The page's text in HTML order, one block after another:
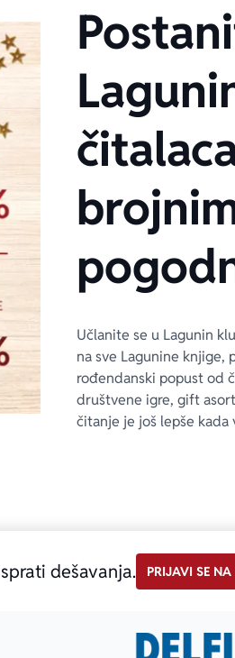
Učlanite se u Lagunin
na sve Lagunine knjige,
rođendanski popust od
društvene igre, gift
čitanje je još lepše kada
dešavanja. PRIJAVI SE NA